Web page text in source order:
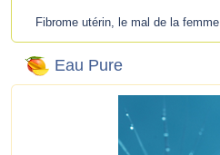
Fibrome utérin, le mal de la femme
Eau Pure